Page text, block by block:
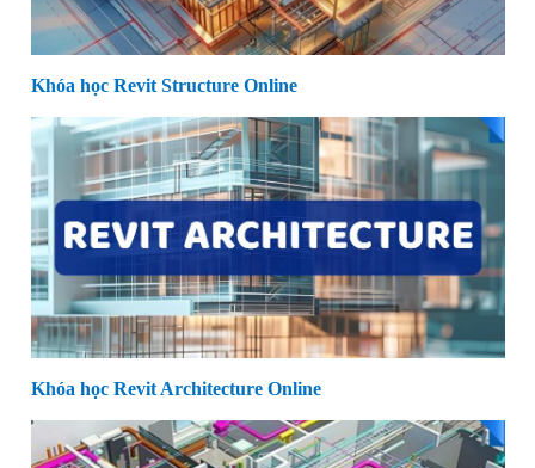
Khóa học Revit Structure Online
Khóa học Revit Architecture Online